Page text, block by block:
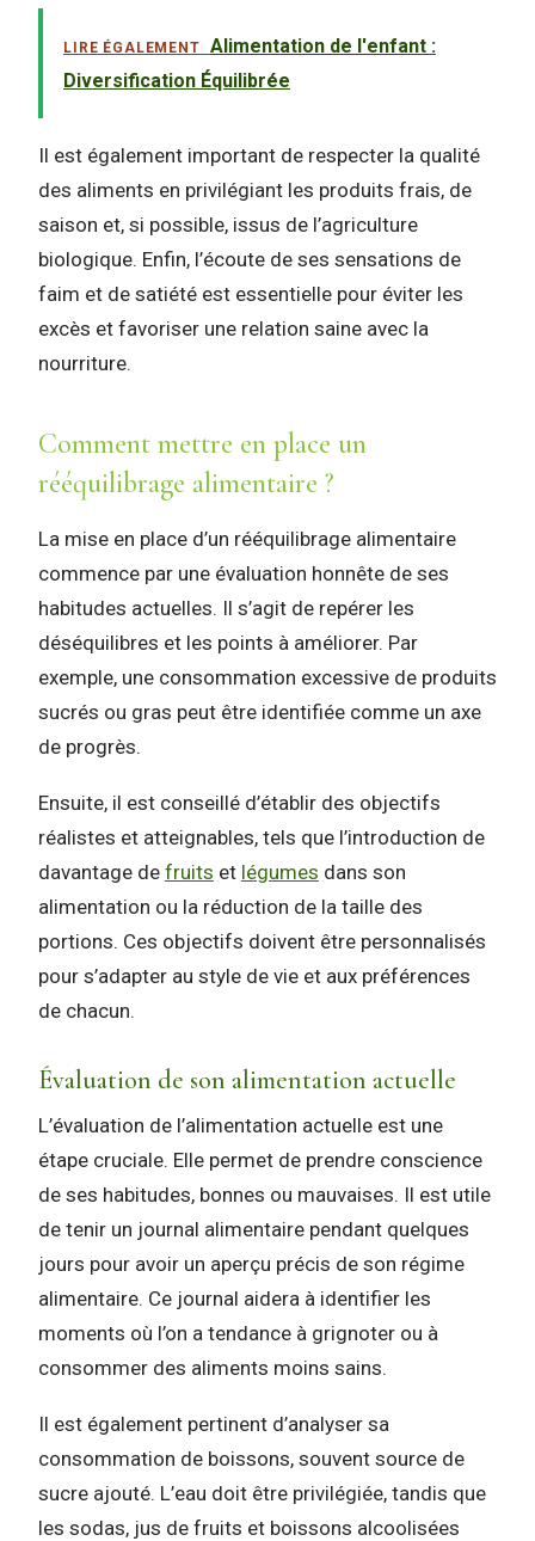
LIRE ÉGALEMENT
Alimentation de l'enfant :
Diversification Équilibrée
Il est également important de respecter la qualité
des aliments en privilégiant les produits frais, de
saison et, si possible, issus de l’agriculture
biologique. Enfin, l’écoute de ses sensations de
faim et de satiété est essentielle pour éviter les
excès et favoriser une relation saine avec la
nourriture.
Comment mettre en place un
rééquilibrage alimentaire ?
La mise en place d’un rééquilibrage alimentaire
commence par une évaluation honnête de ses
habitudes actuelles. Il s’agit de repérer les
déséquilibres et les points à améliorer. Par
exemple, une consommation excessive de produits
sucrés ou gras peut être identifiée comme un axe
de progrès.
Ensuite, il est conseillé d’établir des objectifs
réalistes et atteignables, tels que l’introduction de
davantage de fruits et légumes dans son
alimentation ou la réduction de la taille des
portions. Ces objectifs doivent être personnalisés
pour s’adapter au style de vie et aux préférences
de chacun.
Évaluation de son alimentation actuelle
L’évaluation de l’alimentation actuelle est une
étape cruciale. Elle permet de prendre conscience
de ses habitudes, bonnes ou mauvaises. Il est utile
de tenir un journal alimentaire pendant quelques
jours pour avoir un aperçu précis de son régime
alimentaire. Ce journal aidera à identifier les
moments où l’on a tendance à grignoter ou à
consommer des aliments moins sains.
Il est également pertinent d’analyser sa
consommation de boissons, souvent source de
sucre ajouté. L’eau doit être privilégiée, tandis que
les sodas, jus de fruits et boissons alcoolisées